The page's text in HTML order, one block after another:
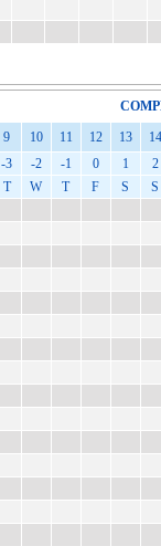
9 10 11 12 13
14
-3 -2 -1 0 1
2
T
W T F S
S